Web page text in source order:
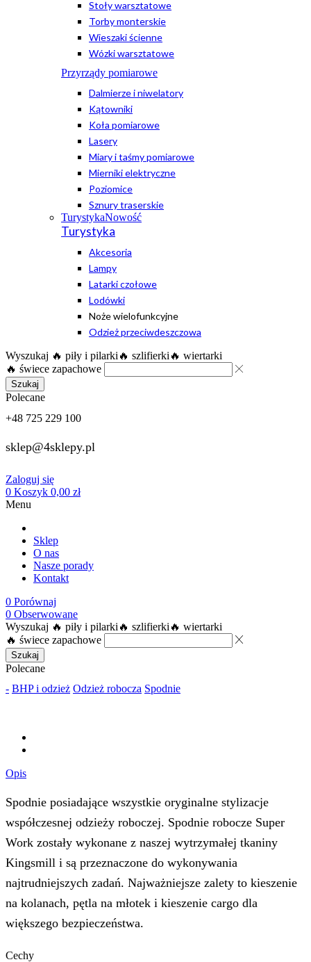
Stoły warsztatowe
Torby monterskie
Wieszaki ścienne
Wózki warsztatowe
Przyrządy pomiarowe
Dalmierze i niwelatory
Kątowniki
Koła pomiarowe
Lasery
Miary i taśmy pomiarowe
Mierniki elektryczne
Poziomice
Sznury traserskie
TurystykaNowość
Turystyka
Akcesoria
Lampy
Latarki czołowe
Lodówki
Noże wielofunkcyjne
Odzież przeciwdeszczowa
Wyszukaj 🔥 piły i pilarki 🔥 szlifierki 🔥 wiertarki
🔥 świece zapachowe
Szukaj
Polecane
+48 725 229 100
sklep@4sklepy.pl
Zaloguj się
0 Koszyk 0,00 zł
Menu
Sklep
O nas
Nasze porady
Kontakt
0 Porównaj
0 Obserwowane
Wyszukaj 🔥 piły i pilarki 🔥 szlifierki 🔥 wiertarki
🔥 świece zapachowe
Szukaj
Polecane
- BHP i odzież Odzież robocza Spodnie
Opis
Spodnie posiadające wszystkie oryginalne stylizacje
współczesnej odzieży roboczej. Spodnie robocze Super
Work zostały wykonane z naszej wytrzymałej tkaniny
Kingsmill i są przeznaczone do wykonywania
najtrudniejszych zadań. Najważniejsze zalety to kieszenie
na kolanach, pętla na młotek i kieszenie cargo dla
większego bezpieczeństwa.
Cechy